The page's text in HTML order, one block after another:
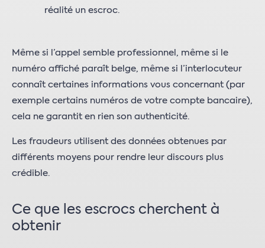
réalité un escroc.
Même si l’appel semble professionnel, même si le
numéro affiché paraît belge, même si l’interlocuteur
connaît certaines informations vous concernant (par
exemple certains numéros de votre compte bancaire),
cela ne garantit en rien son authenticité.
Les fraudeurs utilisent des données obtenues par
différents moyens pour rendre leur discours plus
crédible.
Ce que les escrocs cherchent à
obtenir